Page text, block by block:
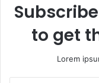
to get
Lorem